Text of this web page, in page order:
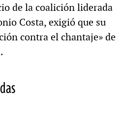
de la coalición liderada
Costa, exigió que su
contra el chantaje» de